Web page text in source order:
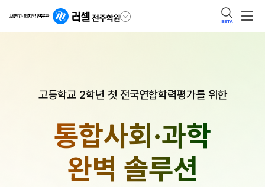
BETA
고등학교 2학년 첫 전국연합학력평가를 위한
통합사회·과학
완벽 솔루션